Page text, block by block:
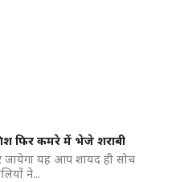
फिर कमरे में भेजे शराबी
जायेगा यह आप शायद ही सोच
ने...